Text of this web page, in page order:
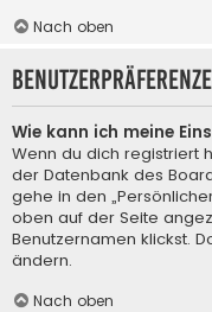
Nach oben
Wie kann ich meine
Wenn du dich registriert
der Datenbank des
gehe in den
oben auf der Seite
Benutzernamen klickst.
ändern.
Nach oben